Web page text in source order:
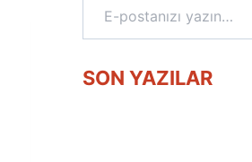
SON YAZILAR